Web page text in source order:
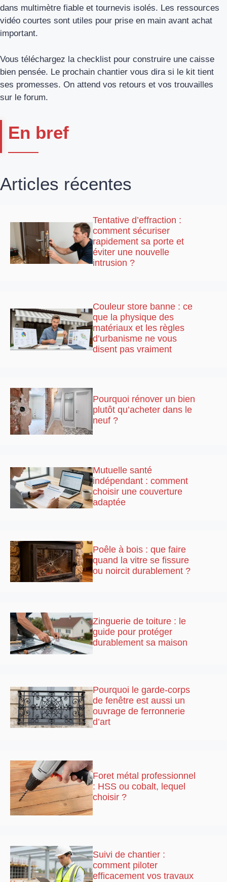
dans multimètre fiable et tournevis isolés. Les ressources
vidéo courtes sont utiles pour prise en main avant achat
important.
Vous téléchargez la checklist pour construire une caisse
bien pensée. Le prochain chantier vous dira si le kit tient
ses promesses. On attend vos retours et vos trouvailles
sur le forum.
En bref
Articles récentes
Tentative d’effraction :
comment sécuriser
rapidement sa porte et
éviter une nouvelle
intrusion ?
Couleur store banne : ce
que la physique des
matériaux et les règles
d’urbanisme ne vous
disent pas vraiment
Pourquoi rénover un bien
plutôt qu’acheter dans le
neuf ?
Mutuelle santé
indépendant : comment
choisir une couverture
adaptée
Poêle à bois : que faire
quand la vitre se fissure
ou noircit durablement ?
Zinguerie de toiture : le
guide pour protéger
durablement sa maison
Pourquoi le garde-corps
de fenêtre est aussi un
ouvrage de ferronnerie
d’art
Foret métal professionnel
: HSS ou cobalt, lequel
choisir ?
Suivi de chantier :
comment piloter
efficacement vos travaux